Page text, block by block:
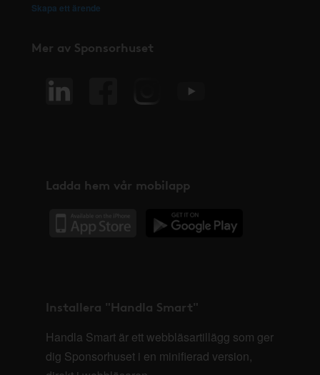
Skapa ett ärende
Mer av Sponsorhuset
Ladda hem vår mobilapp
Installera "Handla Smart"
Handla Smart är ett webbläsartillägg som ger
dig Sponsorhuset i en minifierad version,